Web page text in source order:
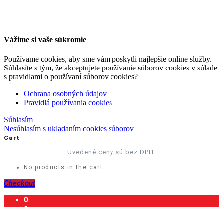
Vážime si vaše súkromie
Používame cookies, aby sme vám poskytli najlepšie online služby.
Súhlasíte s tým, že akceptujete používanie súborov cookies v súlade
s pravidlami o používaní súborov cookies?
Ochrana osobných údajov
Pravidlá používania cookies
Súhlasím
Nesúhlasím s ukladaním cookies súborov
Cart
Uvedené ceny sú bez DPH.
No products in the cart.
Checkout
0